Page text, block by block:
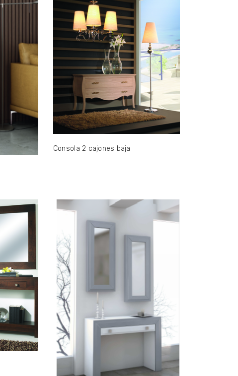
Consola 2 cajones baja